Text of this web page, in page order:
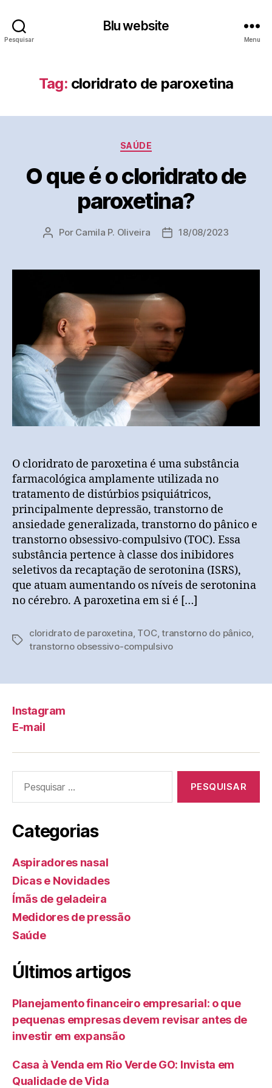
Pesquisar
Blu website
Menu
Tag: cloridrato de paroxetina
Categorias
SAÚDE
O que é o cloridrato de
paroxetina?
Autor
Por Camila P. Oliveira
Data18/08/2023
O cloridrato de paroxetina é uma substância
farmacológica amplamente utilizada no
tratamento de distúrbios psiquiátricos,
principalmente depressão, transtorno de
ansiedade generalizada, transtorno do pânico e
transtorno obsessivo-compulsivo (TOC). Essa
substância pertence à classe dos inibidores
seletivos da recaptação de serotonina (ISRS),
que atuam aumentando os níveis de serotonina
no cérebro. A paroxetina em si é […]
Tags
cloridrato de paroxetina TOC ,transtorno do pânico
transtorno obsessivo-compulsivo
Instagram
E-mail
por:
Categorias
Aspiradores nasal
Dicas e Novidades
Ímãs de geladeira
Medidores de pressão
Saúde
Últimos artigos
Planejamento financeiro empresarial: o que
pequenas empresas devem revisar antes de
investir em expansão
Casa à Venda em Rio Verde GO: Invista em
Qualidade de Vida